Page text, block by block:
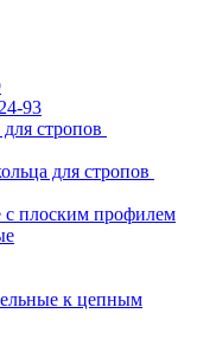
93
стропов
для стропов
с плоским профилем
к цепным